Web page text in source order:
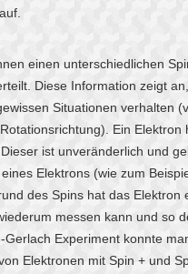
einen unterschiedlichen
Diese Information zeigt
Situationen verhalten
Ein Elektron
ist unveränderlich und
Elektrons (wie zum
des Spins hat das Elektron
messen kann und so
Gerlach Experiment konnte
Elektronen mit Spin + und